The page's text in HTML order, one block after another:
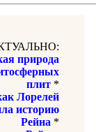
природа
плит *
Лорелей
историю
Рейна *